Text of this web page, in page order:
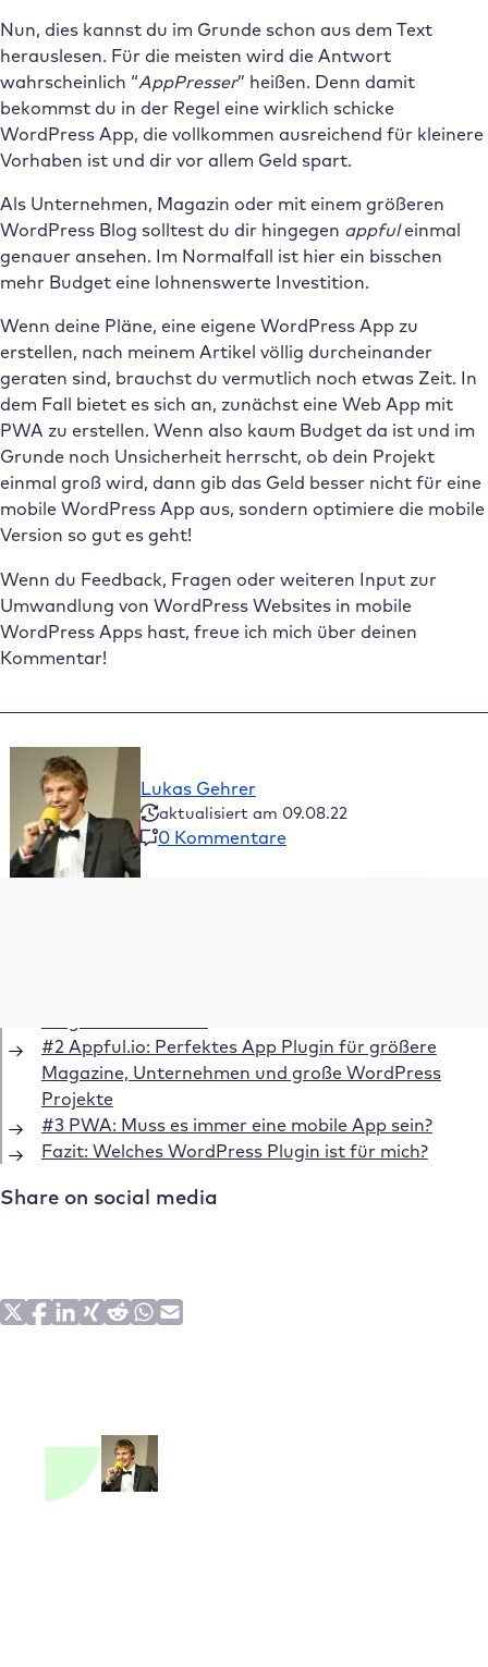
Nun, dies kannst du im Grunde schon aus dem Text
herauslesen. Für die meisten wird die Antwort
wahrscheinlich “AppPresser” heißen. Denn damit
bekommst du in der Regel eine wirklich schicke
WordPress App, die vollkommen ausreichend für kleinere
Vorhaben ist und dir vor allem Geld spart.
Als Unternehmen, Magazin oder mit einem größeren
WordPress Blog solltest du dir hingegen appfuleinmal
genauer ansehen. Im Normalfall ist hier ein bisschen
mehr Budget eine lohnenswerte Investition.
Wenn deine Pläne, eine eigene WordPress App zu
erstellen, nach meinem Artikel völlig durcheinander
geraten sind, brauchst du vermutlich noch etwas Zeit. In
dem Fall bietet es sich an, zunächst eine Web App mit
PWA zu erstellen. Wenn also kaum Budget da ist und im
Grunde noch Unsicherheit herrscht, ob dein Projekt
einmal groß wird, dann gib das Geld besser nicht für eine
mobile WordPress App aus, sondern optimiere die mobile
Version so gut es geht!
Wenn du Feedback, Fragen oder weiteren Input zur
Umwandlung von WordPress Websites in mobile
WordPress Apps hast, freue ich mich über deinen
Kommentar!
Lukas Gehrer
aktualisiert am 09.08.22
0 Kommentare
#2 Appful.io: Perfektes App Plugin für größere
Magazine, Unternehmen und große WordPress
Projekte
#3 PWA: Muss es immer eine mobile App sein?
Fazit: Welches WordPress Plugin ist für mich?
Share on social media